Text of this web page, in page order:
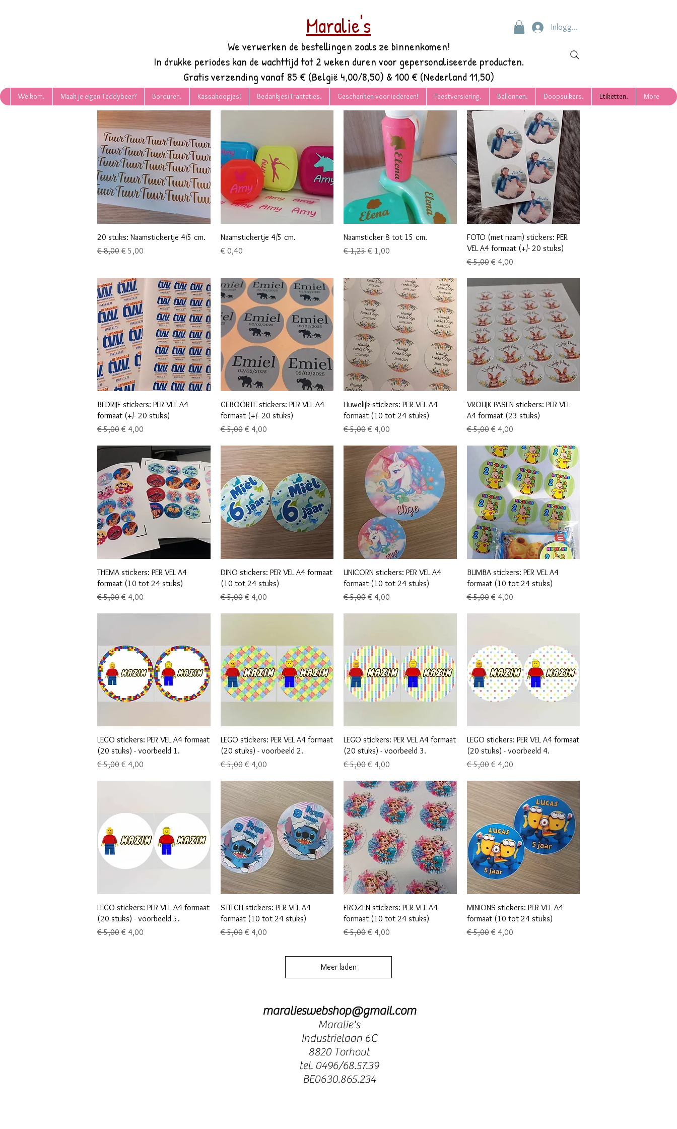
Inloggen
Maralie's
We verwerken de bestellingen zoals ze binnenkomen!
In drukke periodes kan de wachttijd tot 2 weken duren voor gepersonaliseerde producten.
Gratis verzending vanaf 85 € (België 4,00/8,50) & 100 € (Nederland 11,50)
Welkom. Maak je eigen Teddybeer? Borduren. Kassakoopjes! Bedankjes/Traktaties. Geschenken voor iedereen! Feestversiering. Ballonnen. Doopsuikers. Etiketten. More
Snel overzicht
20 stuks: Naamstickertje 4/5 cm.
Normale prijs
€ 8,00 Verkoopprijs
€ 5,00
Snel overzicht
Naamstickertje 4/5 cm.
Prijs
€ 0,40
Snel overzicht
Naamsticker 8 tot 15 cm.
Normale prijs
€ 1,25 Verkoopprijs
€ 1,00
Snel overzicht
FOTO (met naam) stickers: PER
VEL A4 formaat (+/- 20 stuks)
Normale prijs
€ 5,00 Verkoopprijs
€ 4,00
Snel overzicht
BEDRIJF stickers: PER VEL A4
formaat (+/- 20 stuks)
Normale prijs
€ 5,00 Verkoopprijs
€ 4,00
Snel overzicht
GEBOORTE stickers: PER VEL A4
formaat (+/- 20 stuks)
Normale prijs
€ 5,00 Verkoopprijs
€ 4,00
Snel overzicht
Huwelijk stickers: PER VEL A4
formaat (10 tot 24 stuks)
Normale prijs
€ 5,00 Verkoopprijs
€ 4,00
Snel overzicht
VROLIJK PASEN stickers: PER VEL
A4 formaat (23 stuks)
Normale prijs
€ 5,00 Verkoopprijs
€ 4,00
Snel overzicht
THEMA stickers: PER VEL A4
formaat (10 tot 24 stuks)
Normale prijs
€ 5,00 Verkoopprijs
€ 4,00
Snel overzicht
DINO stickers: PER VEL A4 formaat
(10 tot 24 stuks)
Normale prijs
€ 5,00 Verkoopprijs
€ 4,00
Snel overzicht
UNICORN stickers: PER VEL A4
formaat (10 tot 24 stuks)
Normale prijs
€ 5,00 Verkoopprijs
€ 4,00
Snel overzicht
BUMBA stickers: PER VEL A4
formaat (10 tot 24 stuks)
Normale prijs
€ 5,00 Verkoopprijs
€ 4,00
Snel overzicht
LEGO stickers: PER VEL A4 formaat
(20 stuks) - voorbeeld 1.
Normale prijs
€ 5,00 Verkoopprijs
€ 4,00
Snel overzicht
LEGO stickers: PER VEL A4 formaat
(20 stuks) - voorbeeld 2.
Normale prijs
€ 5,00 Verkoopprijs
€ 4,00
Snel overzicht
LEGO stickers: PER VEL A4 formaat
(20 stuks) - voorbeeld 3.
Normale prijs
€ 5,00 Verkoopprijs
€ 4,00
Snel overzicht
LEGO stickers: PER VEL A4 formaat
(20 stuks) - voorbeeld 4.
Normale prijs
€ 5,00 Verkoopprijs
€ 4,00
Snel overzicht
LEGO stickers: PER VEL A4 formaat
(20 stuks) - voorbeeld 5.
Normale prijs
€ 5,00 Verkoopprijs
€ 4,00
Snel overzicht
STITCH stickers: PER VEL A4
formaat (10 tot 24 stuks)
Normale prijs
€ 5,00 Verkoopprijs
€ 4,00
Snel overzicht
FROZEN stickers: PER VEL A4
formaat (10 tot 24 stuks)
Normale prijs
€ 5,00 Verkoopprijs
€ 4,00
Snel overzicht
MINIONS stickers: PER VEL A4
formaat (10 tot 24 stuks)
Normale prijs
€ 5,00 Verkoopprijs
€ 4,00
Meer laden
maralieswebshop@gmail.com
Maralie's
Industrielaan 6C
8820 Torhout
tel. 0496/68.57.39
BE0630.865.234